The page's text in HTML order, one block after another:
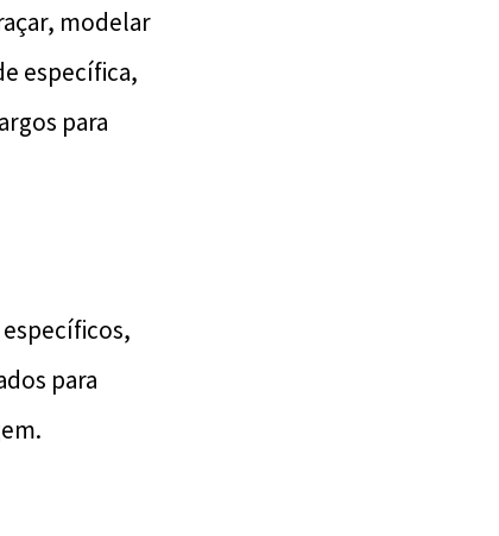
modelar
específica,
para
para